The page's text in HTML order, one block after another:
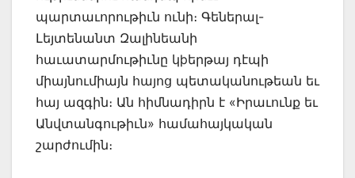
պարտաւորութիւն ունի։ Գեներալ-
Լեյտենանտ Զալինեանի
հաւատարմութիւնը կþերթայ դէպի
միայնումիայն հայոց պետականութեան եւ
հայ ազգին։ Ան հիմնադիրն է «Իրաւունք եւ
Անվտանգութիւն» համահայկական
շարժումին։